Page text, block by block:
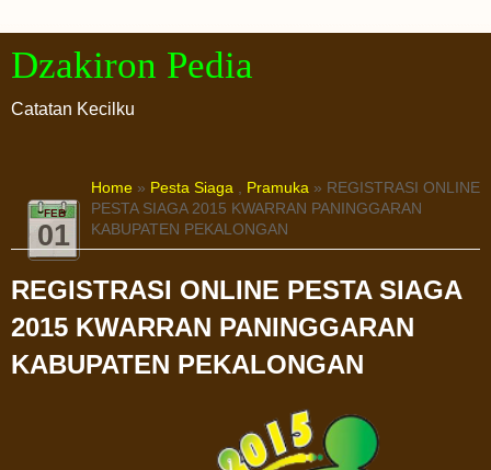
Dzakiron Pedia
Catatan Kecilku
FEB
01
Home » Pesta Siaga , Pramuka » REGISTRASI ONLINE
PESTA SIAGA 2015 KWARRAN PANINGGARAN
KABUPATEN PEKALONGAN
REGISTRASI ONLINE PESTA SIAGA
2015 KWARRAN PANINGGARAN
KABUPATEN PEKALONGAN